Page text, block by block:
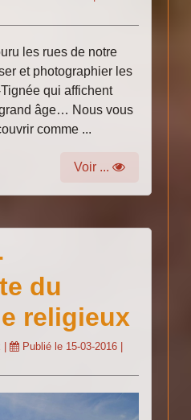
les rues de notre
et photographier les
qui affichent
âge… Nous vous
comme ...
Voir ...
du
religieux
| Publié le 15-03-2016